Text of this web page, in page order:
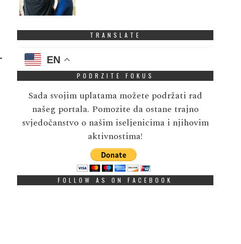
TRANSLATE
EN
PODRZITE FOKUS
Sada svojim uplatama možete podržati rad
našeg portala. Pomozite da ostane trajno
svjedočanstvo o našim iseljenicima i njihovim
aktivnostima!
FOLLOW AS ON FACEBOOK